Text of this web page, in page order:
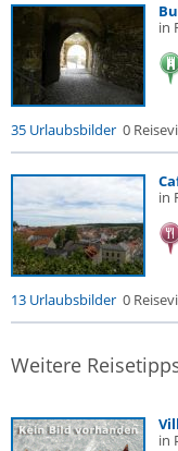
in
35 Urlaubsbilder 0
in
13 Urlaubsbilder 0
Weitere
in